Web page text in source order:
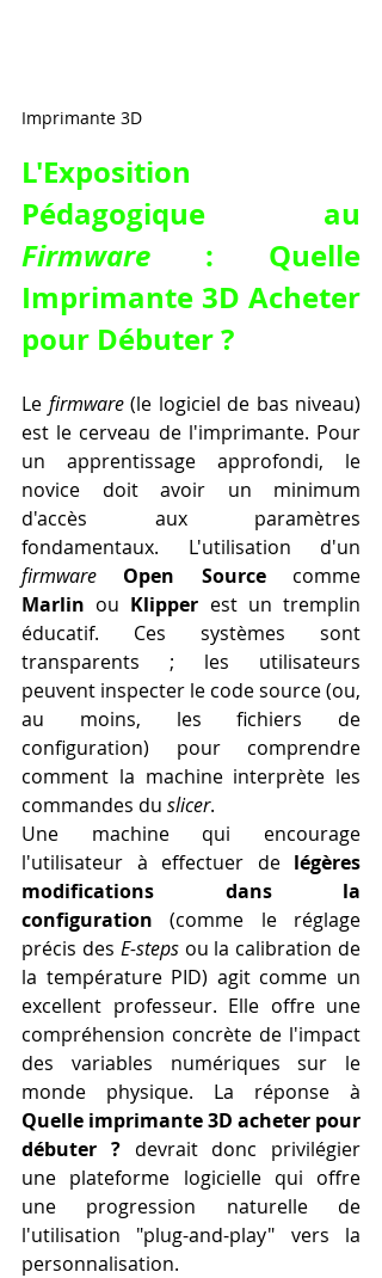
Imprimante 3D
L'Exposition
Firmware : Quelle
Imprimante 3D Acheter
pour Débuter ?
Le firmware (le logiciel de bas niveau)
est le cerveau de l'imprimante. Pour
un apprentissage approfondi, le
novice doit avoir un minimum
d'accès aux paramètres
firmware
Open Source
Marlin ou Klipper est un tremplin
éducatif. Ces systèmes sont
transparents ; les utilisateurs
peuvent inspecter le code source (ou,
au moins, les fichiers de
configuration) pour comprendre
comment la machine interprète les
commandes du slicer.
Une machine qui encourage
l'utilisateur à effectuer de légères
modifications dans la
configuration (comme le réglage
précis des E-steps ou la calibration de
la température PID) agit comme un
excellent professeur. Elle offre une
compréhension concrète de l'impact
des variables numériques sur le
Quelle imprimante 3D acheter pour
débuter ? devrait donc privilégier
une plateforme logicielle qui offre
une progression naturelle de
l'utilisation "plug-and-play" vers la
personnalisation.